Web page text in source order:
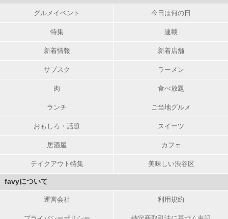
グルメイベント 今日は何の日
特集 連載
新着情報 新着店舗
サブスク ラーメン
肉 食べ放題
ランチ ご当地グルメ
おもしろ・話題 スイーツ
居酒屋 カフェ
テイクアウト特集 美味しい渋谷区
favyについて
運営会社 利用規約